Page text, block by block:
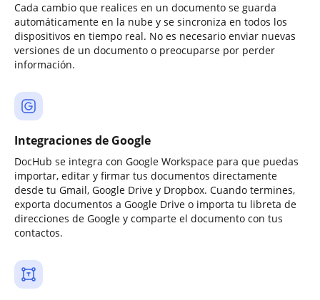
Cada cambio que realices en un documento se guarda
automáticamente en la nube y se sincroniza en todos los
dispositivos en tiempo real. No es necesario enviar nuevas
versiones de un documento o preocuparse por perder
información.
Integraciones de Google
DocHub se integra con Google Workspace para que puedas
importar, editar y firmar tus documentos directamente
desde tu Gmail, Google Drive y Dropbox. Cuando termines,
exporta documentos a Google Drive o importa tu libreta de
direcciones de Google y comparte el documento con tus
contactos.